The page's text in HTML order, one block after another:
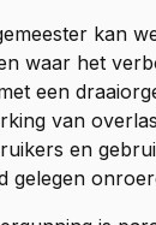
kan
waar het
een
van
en
gelegen